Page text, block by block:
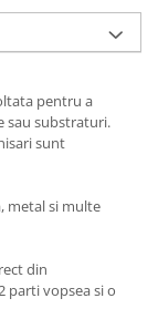
pentru a
sau substraturi.
sunt
metal si multe
din
parti vopsea si o